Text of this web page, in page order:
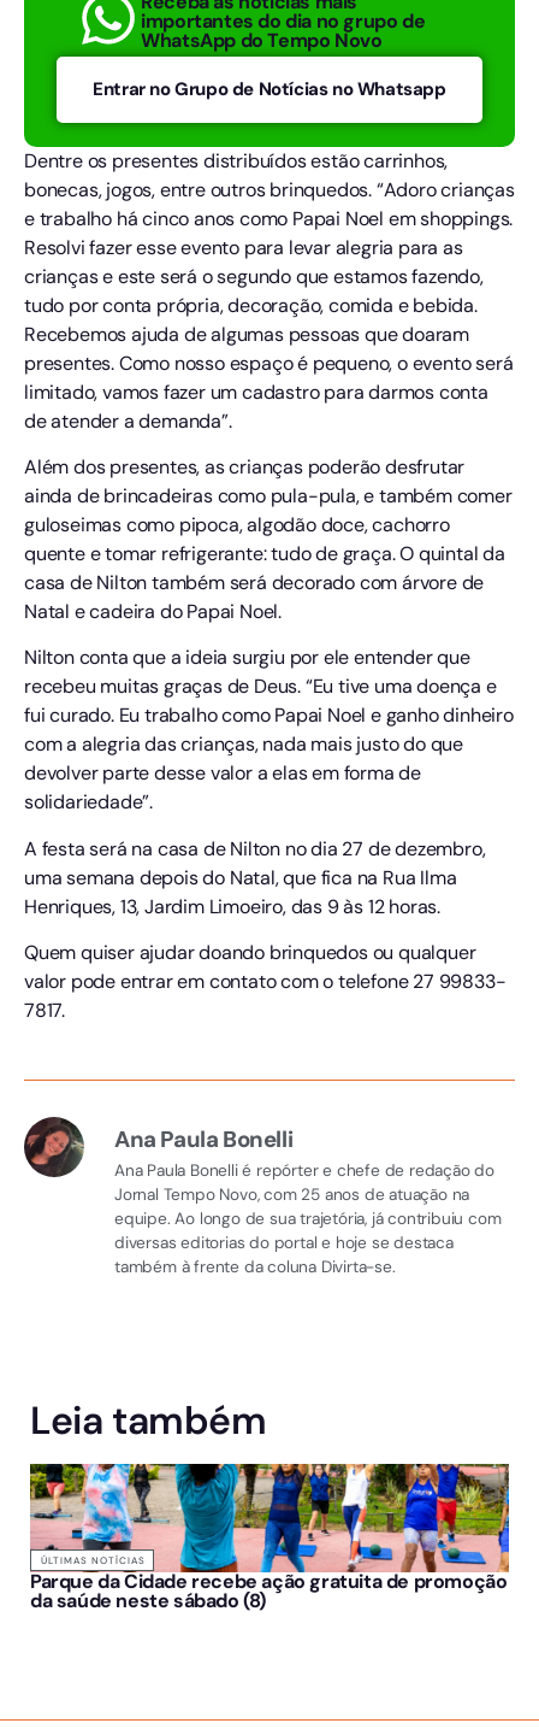
importantes do dia no grupo de
WhatsApp do Tempo Novo
Entrar no Grupo de Notícias no Whatsapp
Dentre os presentes distribuídos estão carrinhos,
bonecas, jogos, entre outros brinquedos. “Adoro crianças
e trabalho há cinco anos como Papai Noel em shoppings.
Resolvi fazer esse evento para levar alegria para as
crianças e este será o segundo que estamos fazendo,
tudo por conta própria, decoração, comida e bebida.
Recebemos ajuda de algumas pessoas que doaram
presentes. Como nosso espaço é pequeno, o evento será
limitado, vamos fazer um cadastro para darmos conta
de atender a demanda”.
Além dos presentes, as crianças poderão desfrutar
ainda de brincadeiras como pula-pula, e também comer
guloseimas como pipoca, algodão doce, cachorro
quente e tomar refrigerante: tudo de graça. O quintal da
casa de Nilton também será decorado com árvore de
Natal e cadeira do Papai Noel.
Nilton conta que a ideia surgiu por ele entender que
recebeu muitas graças de Deus. “Eu tive uma doença e
fui curado. Eu trabalho como Papai Noel e ganho dinheiro
com a alegria das crianças, nada mais justo do que
devolver parte desse valor a elas em forma de
solidariedade”.
A festa será na casa de Nilton no dia 27 de dezembro,
uma semana depois do Natal, que fica na Rua Ilma
Henriques, 13, Jardim Limoeiro, das 9 às 12 horas.
Quem quiser ajudar doando brinquedos ou qualquer
valor pode entrar em contato com o telefone 27 99833-
7817.
Ana Paula Bonelli
Ana Paula Bonelli é repórter e chefe de redação do
Jornal Tempo Novo, com 25 anos de atuação na
equipe. Ao longo de sua trajetória, já contribuiu com
diversas editorias do portal e hoje se destaca
também à frente da coluna Divirta-se.
Leia também
ÚLTIMAS NOTÍCIAS
Parque da Cidade recebe ação gratuita de promoção
da saúde neste sábado (8)